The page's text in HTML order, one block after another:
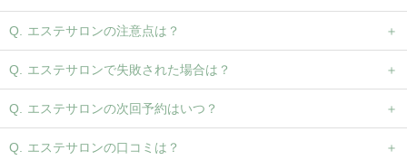
エステサロンの注意点は？
エステサロンで失敗された場合は？
エステサロンの次回予約はいつ？
エステサロンの口コミは？